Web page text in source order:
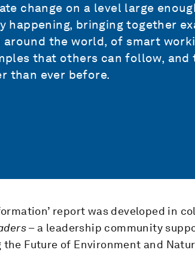
change on a level large
happening, bringing together
the world, of smart
that others can follow, and
than ever before.
report was developed in
– a leadership community
the Future of Environment and